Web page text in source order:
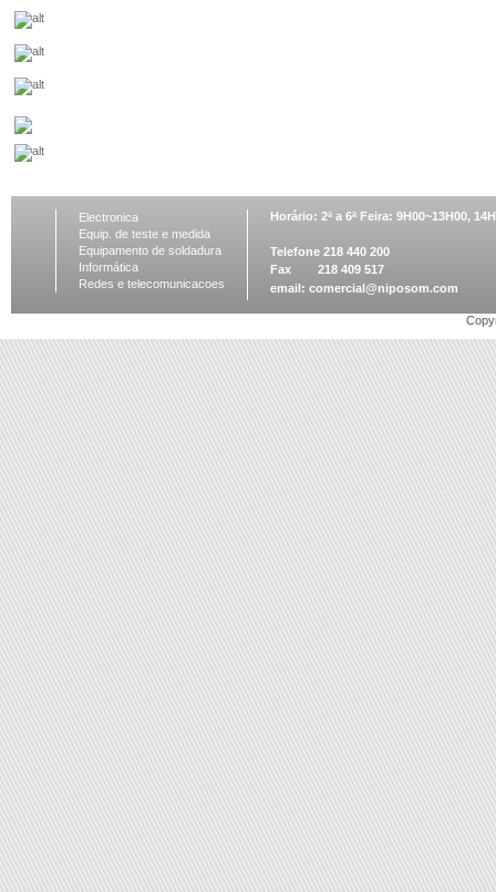
Electronica
Equip. de teste e medida
Equipamento de soldadura
Informática
Redes e telecomunicacoes
Horário: 2ª a 6ª Feira: 9H00~13H00,
Telefone 218 440 200
Fax 218 409 517
email: comercial@niposom.com